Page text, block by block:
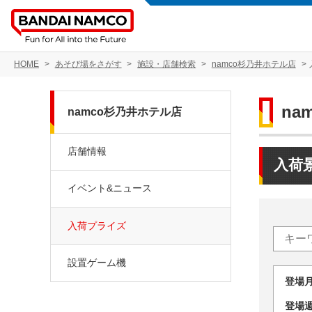
HOME あそび場をさがす 施設・店舗検索 namco杉乃井ホテル店
入荷
登
登
namco杉乃井ホテル店
店舗情報
イベント&ニュース
入荷プライズ
設置ゲーム機